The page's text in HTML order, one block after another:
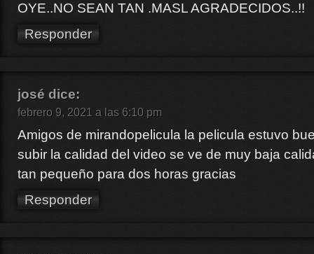
OYE..NO SEAN TAN .MASL AGRADECIDOS..!!
Responder
josé dice:
febrero 9, 2021 a las 6:10 pm
Amigos de mirandopelicula la pelicula estuvo
subir la calidad del video se ve de muy baja
tan pequeño para dos horas gracias
Responder